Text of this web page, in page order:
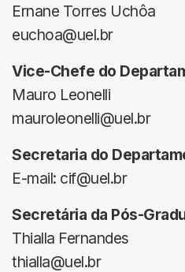
Ernane Torres Uchôa
euchoa@uel.br
Vice-Chefe do
Mauro Leonelli
mauroleonelli@uel.br
Secretaria do
E-mail: cif@uel.br
Secretária da Pós-
Thialla Fernandes
thialla@uel.br